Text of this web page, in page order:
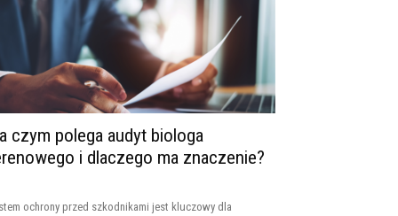
czym polega audyt biologa
i dlaczego ma znaczenie?
ochrony przed szkodnikami jest kluczowy dla